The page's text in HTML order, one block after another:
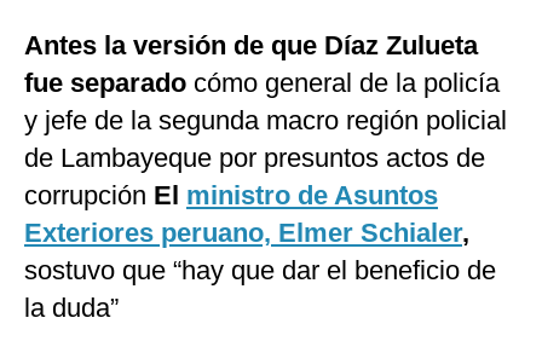
Antes la versión de que Díaz Zulueta
fue separado cómo general de la policía
y jefe de la segunda macro región policial
de Lambayeque por presuntos actos de
corrupción El ministro de Asuntos
Exteriores peruano, Elmer Schialer,
sostuvo que “hay que dar el beneficio de
la duda”